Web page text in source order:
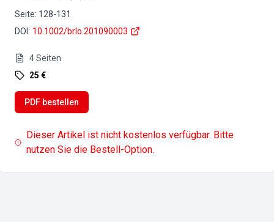
Seite: 128-131
DOI : 10.1002/brlo.201090003
4Seiten
25 €
PDF bestellen
Dieser Artikel ist nicht kostenlos verfügbar. Bitte
nutzen Sie die Bestell-Option.